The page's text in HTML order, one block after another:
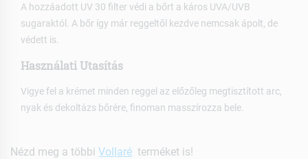
A hozzáadott UV 30 filter védi a bőrt a káros UVA/UVB
sugaraktól. A bőr így már reggeltől kezdve nemcsak ápolt, de
védett is.
Használati Utasítás
Vigye fel a krémet minden reggel az előzőleg megtisztított arc,
nyak és dekoltázs bőrére, finoman masszírozza bele.
Nézd meg a többi Vollaré terméket is!